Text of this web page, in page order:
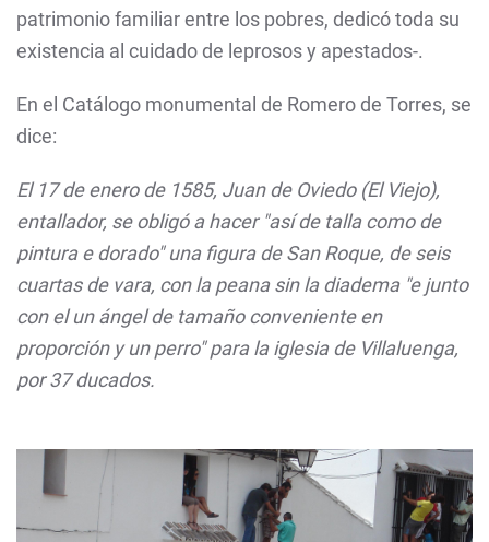
patrimonio familiar entre los pobres, dedicó toda su
existencia al cuidado de leprosos y apestados-.
En el Catálogo monumental de Romero de Torres, se
dice:
El 17 de enero de 1585, Juan de Oviedo (El Viejo),
entallador, se obligó a hacer "así de talla como de
pintura e dorado" una figura de San Roque, de seis
cuartas de vara, con la peana sin la diadema "e junto
con el un ángel de tamaño conveniente en
proporción y unperro" para la iglesia de Villaluenga,
por 37 ducados.